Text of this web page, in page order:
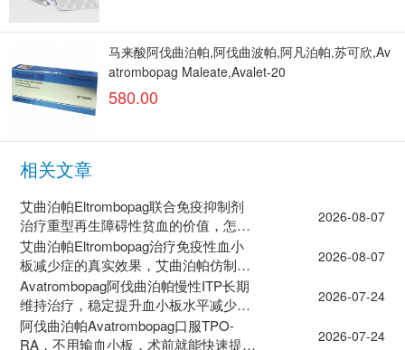
马来酸阿伐曲泊帕,阿伐曲波帕,阿凡泊帕,苏可欣,Av
atrombopag Maleate,Avalet-20
580.00
相关文章
艾曲泊帕Eltrombopag联合免疫抑制剂
治疗重型再生障碍性贫血的价值，怎么
去印度药房买药？
2026-08-07
艾曲泊帕Eltrombopag治疗免疫性血小
板减少症的真实效果，艾曲泊帕仿制药
有几种？
2026-08-07
Avatrombopag阿伐曲泊帕慢性ITP长期
维持治疗，稳定提升血小板水平减少出
血风险
2026-07-24
阿伐曲泊帕Avatrombopag口服TPO-
RA，不用输血小板，术前就能快速提升
2026-07-24